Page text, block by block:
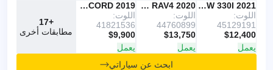
IAAI
موصى به
2021 BMW 330I
اللوت:
45129191
$12,400
يعمل
IAAI
2020 TOYOTA RAV4
اللوت:
44760899
$13,750
يعمل
Copart
2019 HONDA ACCORD
اللوت:
41821536
$9,900
يعمل
+17
مطابقات أخرى
ابحث عن سياراتي